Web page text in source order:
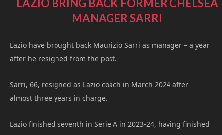
LAZIO BRING BACK FORMER CHELSEA
MANAGER SARRI
Lazio have brought back Maurizio Sarri as manager – a year
after he resigned from the post.
Sarri, 66, resigned as Lazio coach in March 2024 after
almost three years in charge.
Lazio finished seventh in Serie A in 2023-24, having finished